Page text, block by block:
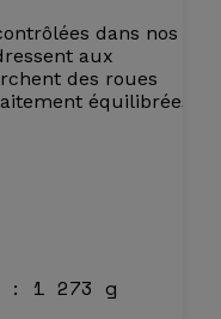
dans nos
aux
des roues
équilibrées
: 1 273 g